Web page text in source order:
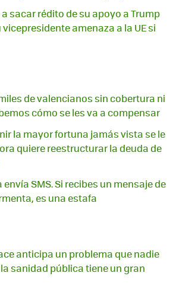
sacar rédito de su apoyo a Trump
amenaza a la UE si
de valencianos sin cobertura ni
cómo se les va a compensar
la mayor fortuna jamás vista se le
quiere reestructurar la deuda de
envía SMS. Si recibes un mensaje de
es una estafa
anticipa un problema que nadie
sanidad pública tiene un gran